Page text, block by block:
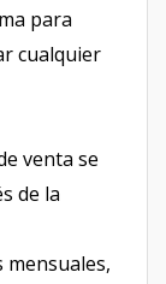
para
cualquier
venta se
de la
mensuales,